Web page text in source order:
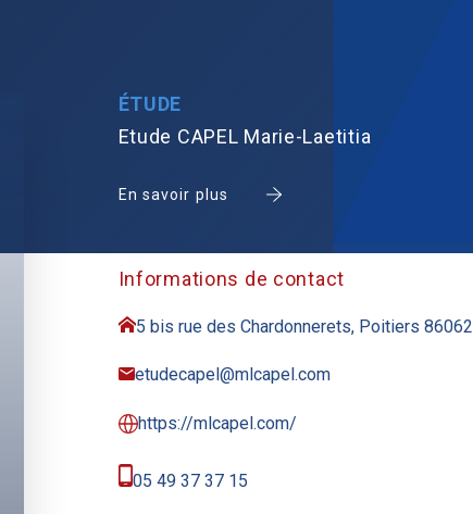
ÉTUDE
Etude CAPEL Marie-Laetitia
En savoir plus
Informations de contact
5 bis rue des Chardonnerets, Poitiers 86062
etudecapel@mlcapel.com
https://mlcapel.com/
05 49 37 37 15